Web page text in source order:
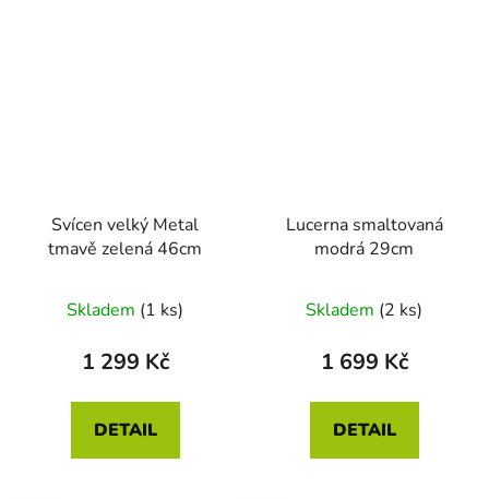
Svícen velký Metal
tmavě zelená 46cm
Skladem (1 ks)
1 299 Kč
DETAIL
Lucerna smaltovaná
modrá 29cm
Skladem (2 ks)
1 699 Kč
DETAIL